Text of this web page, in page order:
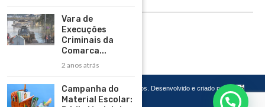
ASSINE
Copyright 2026 – Todos os Direitos Reservados. Desenvolvido e criado por
Cadô
Agência de Marketing
Vara de
Execuções
Criminais da
Comarca...
2 anos atrás
Campanha do
Material Escolar: